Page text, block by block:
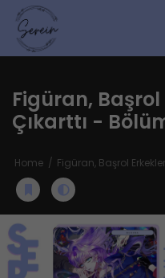
Figüran,
Çıkarttı -
Home Figüran, Başrol